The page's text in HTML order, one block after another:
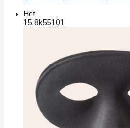
Hot
15.8k55101